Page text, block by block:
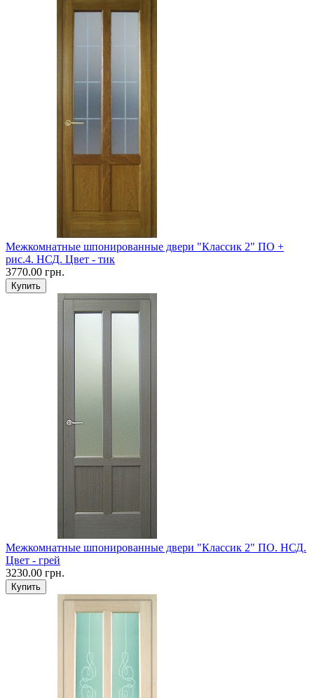
Межкомнатные шпонированные двери "Классик 2" ПО +
рис.4. НСД. Цвет - тик
3770.00 грн.
Межкомнатные шпонированные двери "Классик 2" ПО. НСД.
Цвет - грей
3230.00 грн.